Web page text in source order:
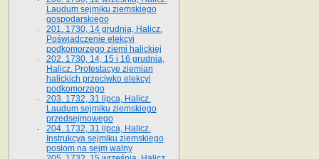
Laudum sejmiku ziemskiego
gospodarskiego
201. 1730, 14 grudnia, Halicz.
Poświadczenie elekcyi
podkomorzego ziemi halickiej
202. 1730, 14, 15 i 16 grudnia,
Halicz. Protestacye ziemian
halickich przeciwko elekcyi
podkomorzego
203. 1732, 31 lipca, Halicz.
Laudum sejmiku ziemskiego
przedsejmowego
204. 1732, 31 lipca, Halicz.
Instrukcya sejmiku ziemskiego
posłom na sejm walny